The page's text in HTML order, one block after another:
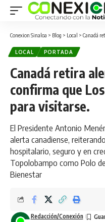
Conexion Sinaloa > Blog > Local > Canadá
LOCAL PORTADA
Canadá retira
confirma que
para visitarse.
El Presidente Antonio
alerta canadiense,
hospitalario, seguro y en
Topolobampo como Polo
Bienestar
Redacción/Conexión